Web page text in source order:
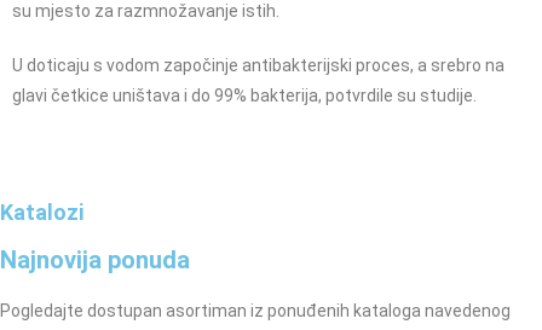
su mjesto za razmnožavanje istih.
U doticaju s vodom započinje antibakterijski proces, a srebro na
glavi četkice uništava i do 99% bakterija, potvrdile su studije.
Katalozi
Najnovija ponuda
Pogledajte dostupan asortiman iz ponuđenih kataloga navedenog